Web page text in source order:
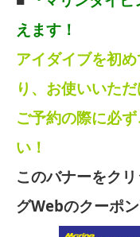
えます！
アイダイブを初
り、お使いいただ
ご予約の際に必
い！
このバナーをク
グWebのクーポ